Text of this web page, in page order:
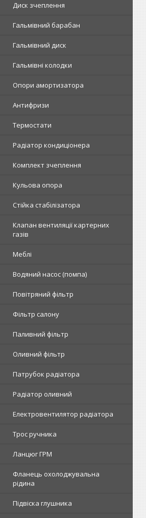
Диск зчеплення
Гальмівний барабан
Гальмівний диск
Гальмівні колодки
Опори амортизатора
Антифризи
Термостати
Радіатор кондиціонера
Комплект зчеплення
Кульова опора
Стійка стабілізатора
Клапан вентиляції картерних
газів
Меблі
Водяний насос (помпа)
Повітряний фільтр
Фільтр салону
Паливний фільтр
Оливний фільтр
Патрубок радіатора
Радіатор оливний
Електровентилятор радіатора
Трос ручника
Ланцюг ГРМ
Фланець охолоджувальна
рідина
Підвіска глушника